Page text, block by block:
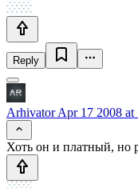
Reply
ArhivatorApr 17 2008 at
Хоть он и платный, но